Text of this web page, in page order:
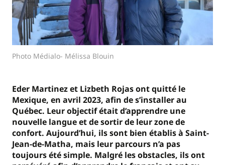
Photo Médialo- Mélissa Blouin
Eder Martinez et Lizbeth Rojas ont quitté le
Mexique, en avril 2023, afin de s’installer au
Québec. Leur objectif était d’apprendre une
nouvelle langue et de sortir de leur zone de
confort. Aujourd’hui, ils sont bien établisà Saint-
Jean-de-Matha, mais leur parcours n’a pas
toujours été simple. Malgré les obstacles, ils ont